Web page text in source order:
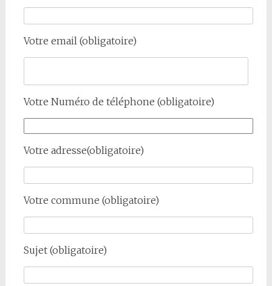
Votre email (obligatoire)
Votre Numéro de téléphone (obligatoire)
Votre adresse(obligatoire)
Votre commune (obligatoire)
Sujet (obligatoire)